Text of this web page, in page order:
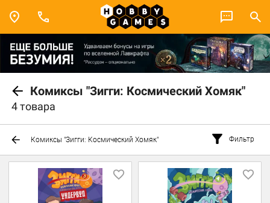
Комиксы "Зигги: Космический Хомяк"
4 товара
Комиксы "Зигги: Космический Хомяк" Фильтр